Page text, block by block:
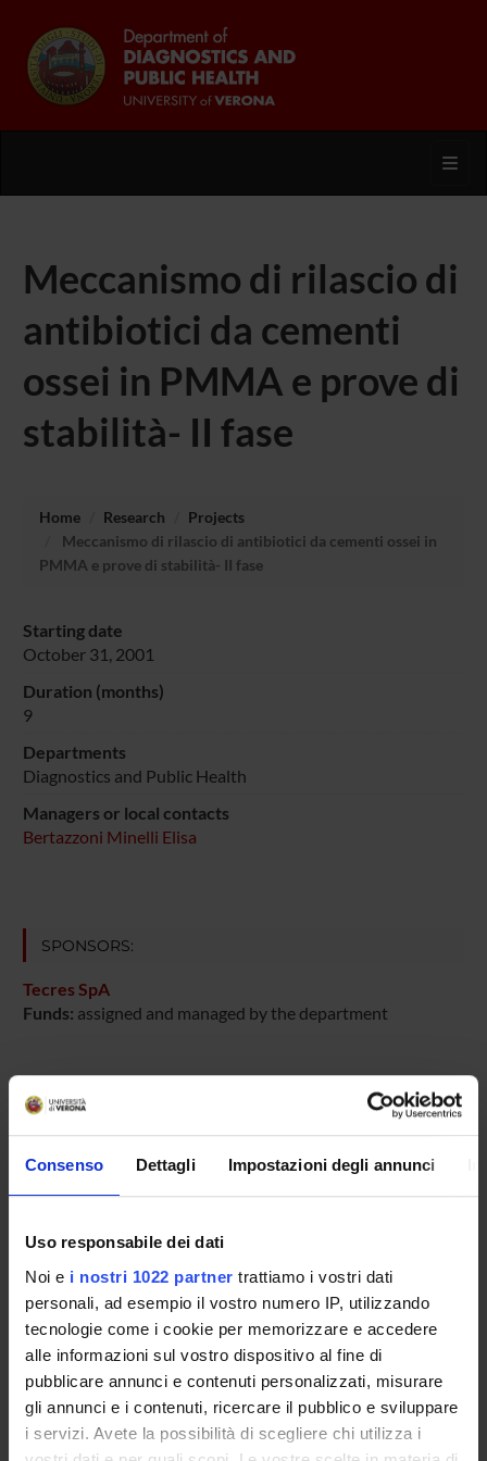
Consenso Dettagli Impostazioni degli annunci
Uso responsabile dei dati
Noi e i nostri 1022 partner trattiamo i vostri dati
personali, ad esempio il vostro numero IP, utilizzando
tecnologie come i cookie per memorizzare e accedere
alle informazioni sul vostro dispositivo al fine di
pubblicare annunci e contenuti personalizzati, misurare
gli annunci e i contenuti, ricercare il pubblico e sviluppare
i servizi. Avete la possibilità di scegliere chi utilizza i
Meccanismo di rilascio di
antibiotici da cementi
ossei in PMMA e prove di
stabilità- II fase
Home Research
Projects
Meccanismo di rilascio di antibiotici da cementi ossei in
PMMA e prove di stabilità- II fase
Starting date
October 31, 2001
Duration (months)
9
Departments
Diagnostics and Public Health
Managers or local contacts
Bertazzoni Minelli Elisa
SPONSORS:
Tecres SpA
Funds: assigned and managed by the department
PROJECT PARTICIPANTS
Technical-administrative staff
SECTIONS
Section of Pharmacology